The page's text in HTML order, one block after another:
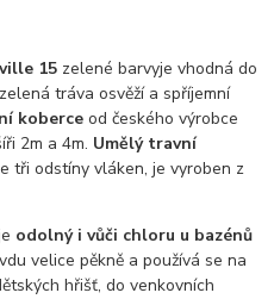
15 zelené barvyje vhodná do
tráva osvěží a spříjemní
koberce od českého výrobce
2m a 4m. Umělý travní
tři odstíny vláken,je vyroben z
odolný i vůči chloru u bazénů
velice pěkně a používá se na
hřišť, do venkovních